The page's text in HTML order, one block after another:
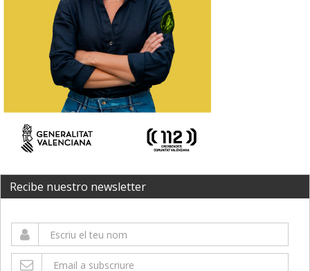
Recibe nuestro newsletter